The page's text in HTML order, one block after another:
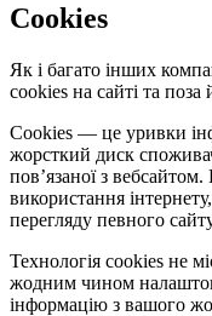
Cookies
Як і багато інших
cookies на сайті та
Cookies — це уривки
жорсткий диск
пов’язаної з
використання
перегляду певного
Технологія cookies не
жодним чином
інформацію з вашого